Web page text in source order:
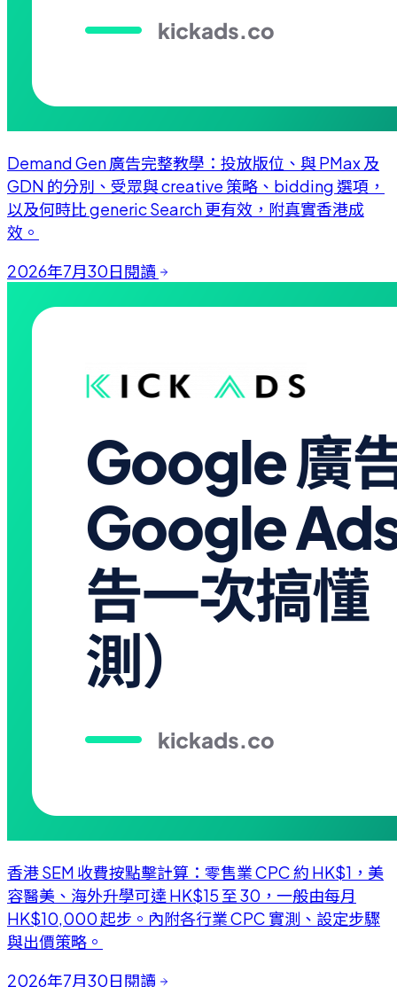
Demand Gen 廣告完整教學：投放版位、與 PMax 及
GDN 的分別、受眾與 creative 策略、bidding 選項，
以及何時比 generic Search 更有效，附真實香港成
效。
2026年7月30日閱讀
香港 SEM 收費按點擊計算：零售業 CPC 約 HK$1，美
容醫美、海外升學可達 HK$15 至 30，一般由每月
HK$10,000 起步。內附各行業 CPC 實測、設定步驟
與出價策略。
2026年7月30日閱讀